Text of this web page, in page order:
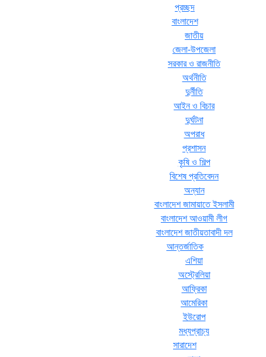
প্রচ্ছদ
বাংলাদেশ
জাতীয়
জেলা-উপজেলা
সরকার ও রাজনীতি
অর্থনীতি
দুর্নীতি
আইন ও বিচার
দুর্ঘটনা
অপরাধ
প্রশাসন
কৃষি ও শিল্প
বিশেষ প্রতিবেদন
অন্যান
বাংলাদেশ জামায়াতে ইসলামী
বাংলাদেশ আওয়ামী লীগ
বাংলাদেশ জাতীয়তাবাদী দল
আন্তর্জাতিক
এশিয়া
অস্ট্রেলিয়া
আফ্রিকা
আমেরিকা
ইউরোপ
মধ্যপ্রাচ্য
সারাদেশ